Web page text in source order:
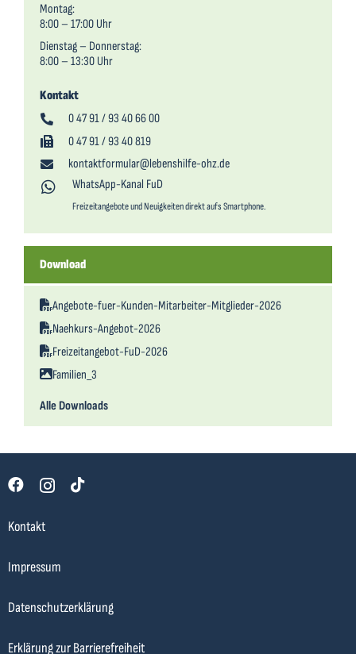
Montag:
8:00 – 17:00 Uhr
Dienstag – Donnerstag:
8:00 – 13:30 Uhr
Kontakt
0 47 91 / 93 40 66 00
0 47 91 / 93 40 819
kontaktformular@lebenshilfe-ohz.de
WhatsApp-Kanal FuD
Freizeitangebote und Neuigkeiten direkt aufs Smartphone.
Download
Angebote-fuer-Kunden-Mitarbeiter-Mitglieder-2026
Naehkurs-Angebot-2026
Freizeitangebot-FuD-2026
Familien_3
Alle Downloads
Kontakt
Impressum
Datenschutzerklärung
Erklärung zur Barrierefreiheit